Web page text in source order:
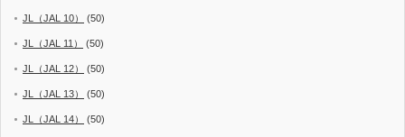
JL（JAL 10） (50)
JL（JAL 11） (50)
JL（JAL 12） (50)
JL（JAL 13） (50)
JL（JAL 14） (50)